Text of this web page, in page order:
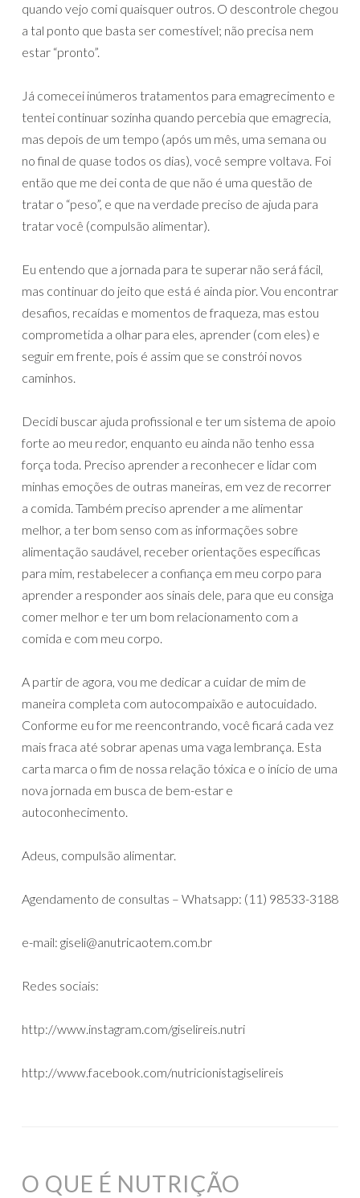
quando vejo comi quaisquer outros. O descontrole chegou
a tal ponto que basta ser comestível; não precisa nem
estar “pronto”.
Já comecei inúmeros tratamentos para emagrecimento e
tentei continuar sozinha quando percebia que emagrecia,
mas depois de um tempo (após um mês, uma semana ou
no final de quase todos os dias), você sempre voltava. Foi
então que me dei conta de que não é uma questão de
tratar o “peso”, e que na verdade preciso de ajuda para
tratar você (compulsão alimentar).
Eu entendo que a jornada para te superar não será fácil,
mas continuar do jeito que está é ainda pior. Vou encontrar
desafios, recaídas e momentos de fraqueza, mas estou
comprometida a olhar para eles, aprender (com eles) e
seguir em frente, pois é assim que se constrói novos
caminhos.
Decidi buscar ajuda profissional e ter um sistema de apoio
forte ao meu redor, enquanto eu ainda não tenho essa
força toda. Preciso aprender a reconhecer e lidar com
minhas emoções de outras maneiras, em vez de recorrer
a comida. Também preciso aprender a me alimentar
melhor, a ter bom senso com as informações sobre
alimentação saudável, receber orientações específicas
para mim, restabelecer a confiança em meu corpo para
aprender a responder aos sinais dele, para que eu consiga
comer melhor e ter um bom relacionamento com a
comida e com meu corpo.
A partir de agora, vou me dedicar a cuidar de mim de
maneira completa com autocompaixão e autocuidado.
Conforme eu for me reencontrando, você ficará cada vez
mais fraca até sobrar apenas uma vaga lembrança. Esta
carta marca o fim de nossa relação tóxica e o início de uma
nova jornada em busca de bem-estar e
autoconhecimento.
Adeus, compulsão alimentar.
Agendamento de consultas – Whatsapp: (11) 98533-3188
e-mail: giseli@anutricaotem.com.br
Redes sociais:
http://www.instagram.com/giselireis.nutri
http://www.facebook.com/nutricionistagiselireis
O QUE É NUTRIÇÃO